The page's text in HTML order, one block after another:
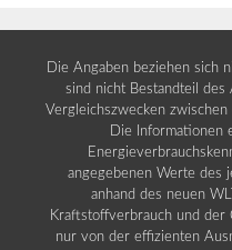
Die Angaben beziehen sich
sind nicht Bestandteil des
Vergleichszwecken
Die Informationen
angegebenen Werte des
anhand des neuen
Kraftstoffverbrauch und der
nur von der effizienten